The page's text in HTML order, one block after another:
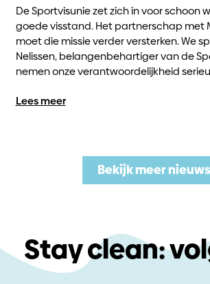
De Sportvisunie zet zich in voor schoon
goede visstand. Het partnerschap met
moet die missie verder versterken. We
Nelissen, belangenbehartiger van de
nemen onze verantwoordelijkheid
Lees meer
Bekijk meer nieuws
Stay clean: